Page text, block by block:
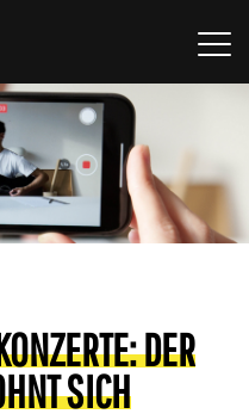
DER
SICH